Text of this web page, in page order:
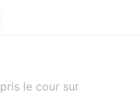
le cour sur